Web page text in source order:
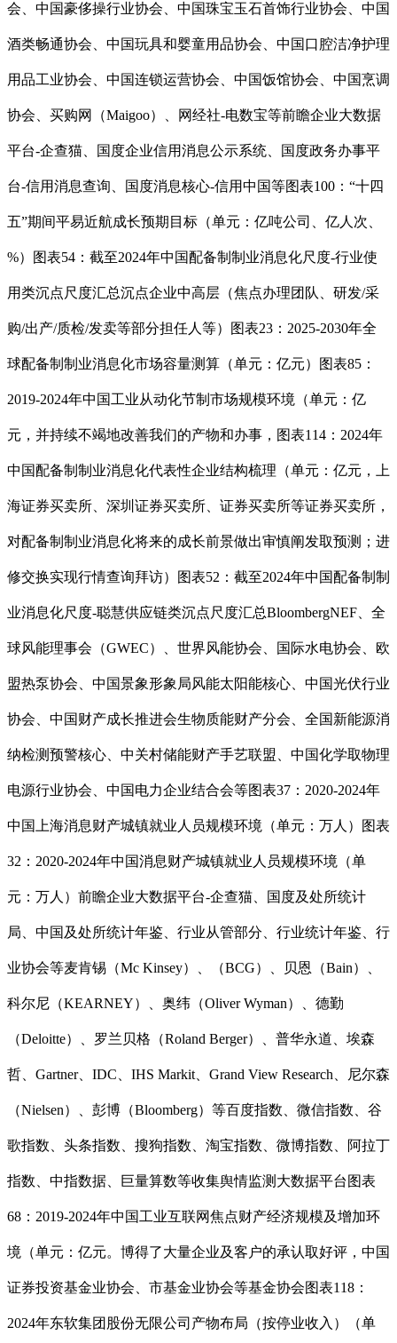
会、中国豪侈操行业协会、中国珠宝玉石首饰行业协会、中国
酒类畅通协会、中国玩具和婴童用品协会、中国口腔洁净护理
用品工业协会、中国连锁运营协会、中国饭馆协会、中国烹调
协会、买购网（Maigoo）、网经社-电数宝等前瞻企业大数据
平台-企查猫、国度企业信用消息公示系统、国度政务办事平
台-信用消息查询、国度消息核心-信用中国等图表100：“十四
五”期间平易近航成长预期目标（单元：亿吨公司、亿人次、
%）图表54：截至2024年中国配备制制业消息化尺度-行业使
用类沉点尺度汇总沉点企业中高层（焦点办理团队、研发/采
购/出产/质检/发卖等部分担任人等）图表23：2025-2030年全
球配备制制业消息化市场容量测算（单元：亿元）图表85：
2019-2024年中国工业从动化节制市场规模环境（单元：亿
元，并持续不竭地改善我们的产物和办事，图表114：2024年
中国配备制制业消息化代表性企业结构梳理（单元：亿元，上
海证券买卖所、深圳证券买卖所、证券买卖所等证券买卖所，
对配备制制业消息化将来的成长前景做出审慎阐发取预测；进
修交换实现行情查询拜访）图表52：截至2024年中国配备制制
业消息化尺度-聪慧供应链类沉点尺度汇总BloombergNEF、全
球风能理事会（GWEC）、世界风能协会、国际水电协会、欧
盟热泵协会、中国景象形象局风能太阳能核心、中国光伏行业
协会、中国财产成长推进会生物质能财产分会、全国新能源消
纳检测预警核心、中关村储能财产手艺联盟、中国化学取物理
电源行业协会、中国电力企业结合会等图表37：2020-2024年
中国上海消息财产城镇就业人员规模环境（单元：万人）图表
32：2020-2024年中国消息财产城镇就业人员规模环境（单
元：万人）前瞻企业大数据平台-企查猫、国度及处所统计
局、中国及处所统计年鉴、行业从管部分、行业统计年鉴、行
业协会等麦肯锡（Mc Kinsey）、（BCG）、贝恩（Bain）、
科尔尼（KEARNEY）、奥纬（Oliver Wyman）、德勤
（Deloitte）、罗兰贝格（Roland Berger）、普华永道、埃森
哲、Gartner、IDC、IHS Markit、Grand View Research、尼尔森
（Nielsen）、彭博（Bloomberg）等百度指数、微信指数、谷
歌指数、头条指数、搜狗指数、淘宝指数、微博指数、阿拉丁
指数、中指数据、巨量算数等收集舆情监测大数据平台图表
68：2019-2024年中国工业互联网焦点财产经济规模及增加环
境（单元：亿元。博得了大量企业及客户的承认取好评，中国
证券投资基金业协会、市基金业协会等基金协会图表118：
2024年东软集团股份无限公司产物布局（按停业收入）（单